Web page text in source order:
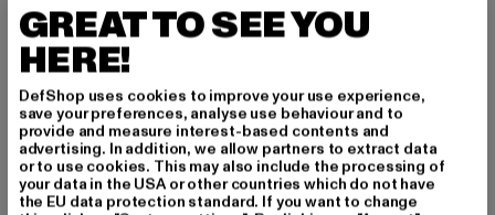
GREAT TO SEE YOU
HERE!
DefShop uses cookies to improve your use experience,
save your preferences, analyse use behaviour and to
provide and measure interest-based contents and
advertising. In addition, we allow partners to extract data
or to use cookies. This may also include the processing of
your data in the USA or other countries which do not have
the EU data protection standard. If you want to change